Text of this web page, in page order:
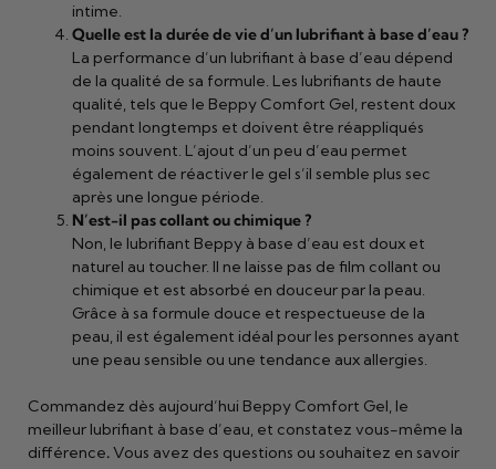
intime.
Quelle est la durée de vie d’un lubrifiant à base d’eau ?
La performance d’un lubrifiant à base d’eau dépend
de la qualité de sa formule. Les lubrifiants de haute
qualité, tels que le Beppy Comfort Gel, restent doux
pendant longtemps et doivent être réappliqués
moins souvent. L’ajout d’un peu d’eau permet
également de réactiver le gel s’il semble plus sec
après une longue période.
N’est-il pas collant ou chimique ?
Non, le lubrifiant Beppy à base d’eau est doux et
naturel au toucher. Il ne laisse pas de film collant ou
chimique et est absorbé en douceur par la peau.
Grâce à sa formule douce et respectueuse de la
peau, il est également idéal pour les personnes ayant
une peau sensible ou une tendance aux allergies.
Commandez dès aujourd’hui Beppy Comfort Gel, le
meilleur lubrifiant à base d’eau, et constatez vous-même la
différence.Vous avez des questions ou souhaitez en savoir